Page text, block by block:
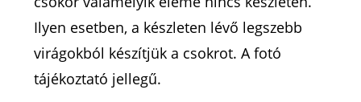
Ilyen esetben, a készleten lévő legszebb
virágokból készítjük a csokrot. A fotó
tájékoztató jellegű.